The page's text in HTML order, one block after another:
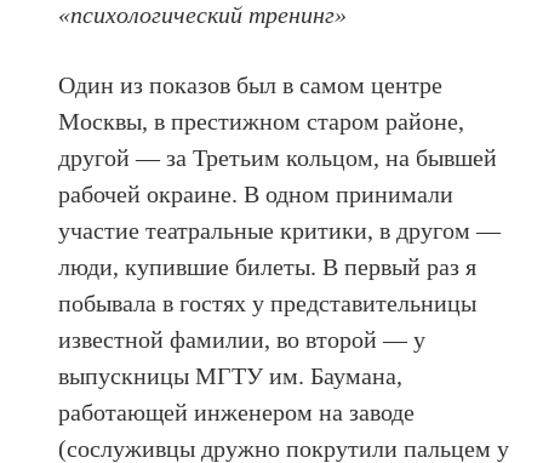
«психологический тренинг»
Один из показов был в самом центре
Москвы, в престижном старом районе,
другой — за Третьим кольцом, на бывшей
рабочей окраине. В одном принимали
участие театральные критики, в другом —
люди, купившие билеты. В первый раз я
побывала в гостях у представительницы
известной фамилии, во второй — у
выпускницы МГТУ им. Баумана,
работающей инженером на заводе
(сослуживцы дружно покрутили пальцем у